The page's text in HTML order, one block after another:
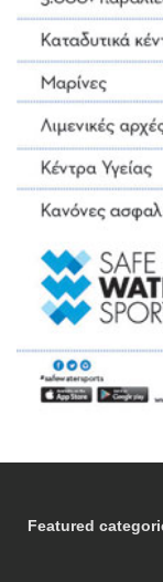
Featured